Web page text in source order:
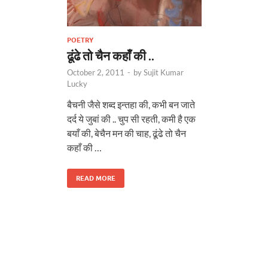
POETRY
ढूंढे तो चैन कहाँ की ..
October 2, 2011 - bySujit Kumar
Lucky
बैचनी जैसे शब्द इन्तहा की, कभी बन जाते
दर्द ये जुबां की .. चुप सी रहती, कमी है एक
बयाँ की, बेचैन मन की चाह, ढूंढे तो चैन
कहाँ की …
READ MORE